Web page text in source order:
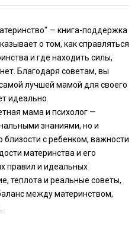
— книга-поддержка
о том, как справляться
и где находить силы,
Благодаря советам, вы
лучшей мамой для своего
идеально.
мама и психолог —
знаниями, но и
с ребенком, важности
материнства и его
правил и идеальных
теплота и реальные советы,
между материнством,